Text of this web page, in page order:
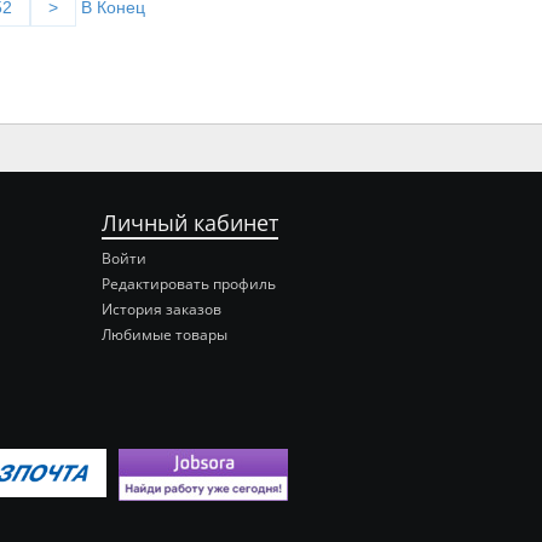
> В Конец
Личный кабинет
Войти
Редактировать профиль
История заказов
Любимые товары